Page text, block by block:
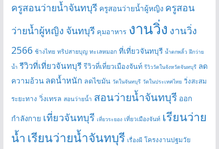
ครูสอนว่ายน้ำจันทบุรี ครูสอนว่ายน้ำผู้หญิง ครูสอน
ว่ายน้ำผู้หญิง จันทบุรี คุมอาหาร งานวิ่ง งานวิ่ง
2566 ช้างไทย ทริปสายบุญ ทะเลหมอก ที่เที่ยวจันทบุรี น้ำตกพลิ้ว ฝึกว่าย
น้ำ รีวิวที่เที่ยวจันทบุรี รีวิวที่เที่ยวเมืองจันท์ รีวิววัดในจังหวัดจันทบุรี ลด
ความอ้วน ลดน้ำหนัก ลดไขมัน วัดในจันทบุรี วัดในประเทศไทย วิ่งสะสม
ระยะทาง วิ่งเทรล สอนว่ายน้ำ สอนว่ายน้ำจันทบุรี ออก
กำลังกาย เที่ยวจันทบุรี เที่ยวระยอง เที่ยวเมืองจันท์ เรียนว่าย
น้ำ เรียนว่ายน้ำจันทบุรี เรื่องผี โครงงานปฐมวัย